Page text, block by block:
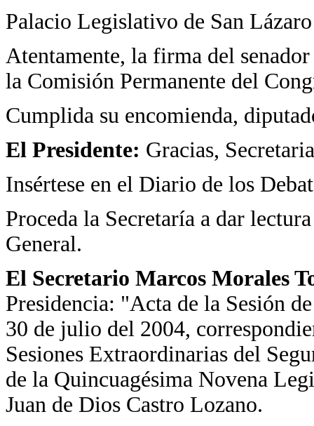
Palacio Legislativo de San
Atentamente, la firma del
la Comisión Permanente del
Cumplida su encomienda,
El Presidente: Gracias,
Insértese en el Diario de los
Proceda la Secretaría a dar
General.
El Secretario Marcos Morales
Presidencia: "Acta de la Sesión
30 de julio del 2004,
Sesiones Extraordinarias del
de la Quincuagésima Novena
Juan de Dios Castro Lozano.